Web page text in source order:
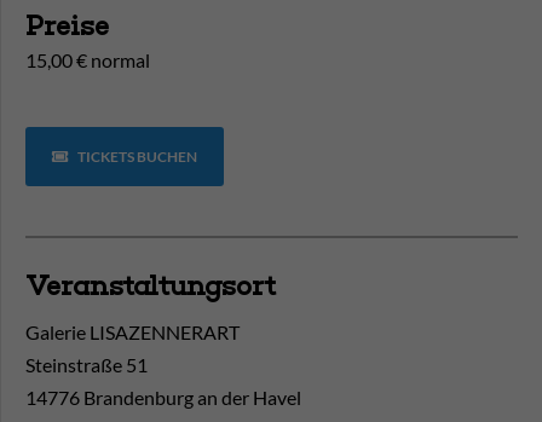
Preise
15,00 € normal
TICKETS BUCHEN
Veranstaltungsort
Galerie LISAZENNERART
Steinstraße 51
14776 Brandenburg an der Havel